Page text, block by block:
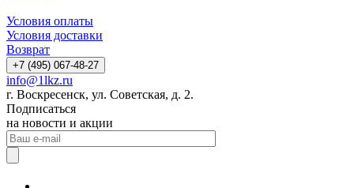
Условия оплаты
Условия доставки
Возврат
+7 (495) 067-48-27
info@1lkz.ru
г. Воскресенск, ул. Советская, д. 2.
Подписаться
на новости и акции